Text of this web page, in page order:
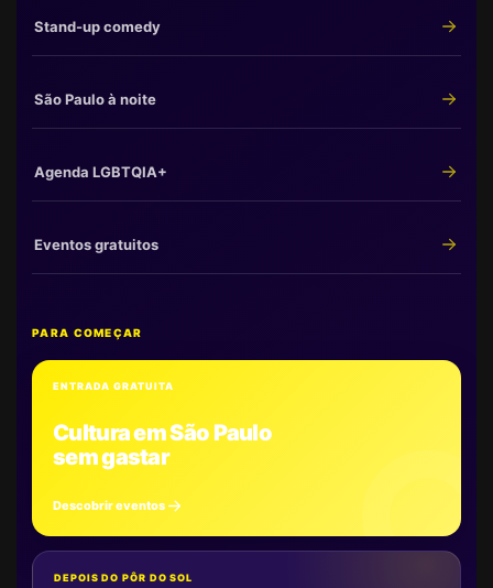
Stand-up comedy
São Paulo à noite
Agenda LGBTQIA+
Eventos gratuitos
PARA COMEÇAR
ENTRADA GRATUITA
Cultura em São Paulo
sem gastar
Descobrir eventos
DEPOIS DO PÔR DO SOL